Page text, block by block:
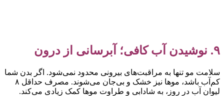
آبرسانی از درون
مو تنها به مراقبت‌های بیرونی محدود نمی‌شود. اگر بدن شما
کم‌آب باشد، موها نیز خشک و بی‌جان می‌شوند. مصرف حداقل ۸
آب در روز، به شادابی و طراوت موها کمک زیادی می‌کند.